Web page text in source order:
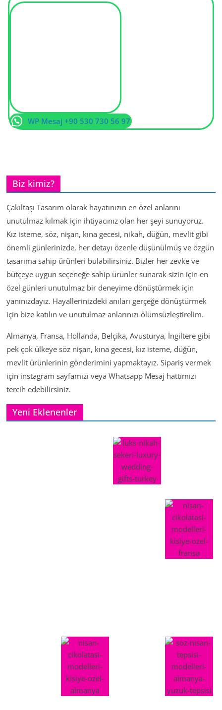
WP Mesaj +90 530 730 56 97
Biz kimiz?
Çakıltaşı Tasarım olarak hayatınızın en özel anlarını
unutulmaz kılmak için ihtiyacınız olan her şeyi sunuyoruz.
Kız isteme, söz, nişan, kına gecesi, nikah, düğün, mevlit gibi
önemli günlerinizde, her detayı özenle düşünülmüş ve özgün
tasarıma sahip ürünleri bulabilirsiniz. Bizler her zevke ve
bütçeye uygun seçeneğe sahip ürünler sunarak sizin için en
özel günleri unutulmaz bir deneyime dönüştürmek için
yanınızdayız. Hayallerinizdeki anıları gerçeğe dönüştürmek
için bize katılın ve unutulmaz anlarınızı ölümsüzleştirelim.
Almanya, Fransa, Hollanda, Belçika, Avusturya, İngiltere gibi
pek çok ülkeye söz nişan, kına gecesi, kız isteme, düğün,
mevlit ürünlerinin gönderimini yapmaktayız. Sipariş vermek
için instagram sayfamızı veya Whatsapp Mesaj hattımızı
tercih edebilirsiniz.
Yeni Eklenenler